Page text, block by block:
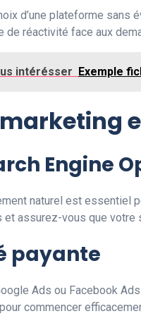
d’une plateforme
de réactivité face aux
intérésser Exemple
Engine
naturel est essentiel
assurez-vous que votre
payante
Ads ou Facebook
commencer